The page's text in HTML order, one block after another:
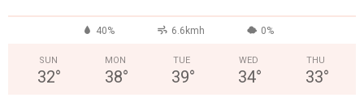
40% 6.6kmh 0%
SUN
32°
MON
38°
TUE
39°
WED
34°
THU
33°